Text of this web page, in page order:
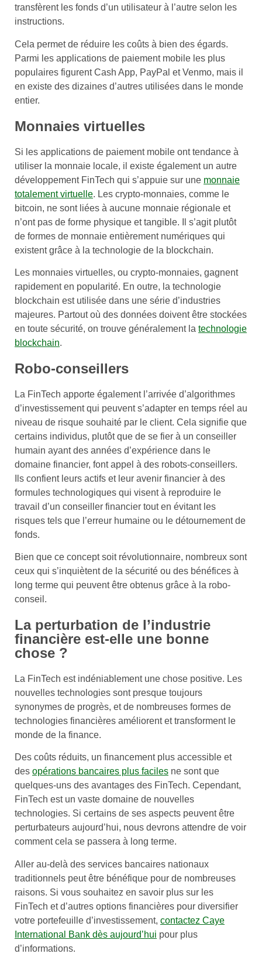
transfèrent les fonds d’un utilisateur à l’autre selon les
instructions.
Cela permet de réduire les coûts à bien des égards.
Parmi les applications de paiement mobile les plus
populaires figurent Cash App, PayPal et Venmo, mais il
en existe des dizaines d’autres utilisées dans le monde
entier.
Monnaies virtuelles
Si les applications de paiement mobile ont tendance à
utiliser la monnaie locale, il existe également un autre
développement FinTech qui s’appuie sur une monnaie
totalement virtuelle. Les crypto-monnaies, comme le
bitcoin, ne sont liées à aucune monnaie régionale et
n’ont pas de forme physique et tangible. Il s’agit plutôt
de formes de monnaie entièrement numériques qui
existent grâce à la technologie de la blockchain.
Les monnaies virtuelles, ou crypto-monnaies, gagnent
rapidement en popularité. En outre, la technologie
blockchain est utilisée dans une série d’industries
majeures. Partout où des données doivent être stockées
en toute sécurité, on trouve généralement la technologie
blockchain.
Robo-conseillers
La FinTech apporte également l’arrivée d’algorithmes
d’investissement qui peuvent s’adapter en temps réel au
niveau de risque souhaité par le client. Cela signifie que
certains individus, plutôt que de se fier à un conseiller
humain ayant des années d’expérience dans le
domaine financier, font appel à des robots-conseillers.
Ils confient leurs actifs et leur avenir financier à des
formules technologiques qui visent à reproduire le
travail d’un conseiller financier tout en évitant les
risques tels que l’erreur humaine ou le détournement de
fonds.
Bien que ce concept soit révolutionnaire, nombreux sont
ceux qui s’inquiètent de la sécurité ou des bénéfices à
long terme qui peuvent être obtenus grâce à la robo-
conseil.
La perturbation de l’industrie
financière est-elle une bonne
chose ?
La FinTech est indéniablement une chose positive. Les
nouvelles technologies sont presque toujours
synonymes de progrès, et de nombreuses formes de
technologies financières améliorent et transforment le
monde de la finance.
Des coûts réduits, un financement plus accessible et
des opérations bancaires plus faciles ne sont que
quelques-uns des avantages des FinTech. Cependant,
FinTech est un vaste domaine de nouvelles
technologies. Si certains de ses aspects peuvent être
perturbateurs aujourd’hui, nous devrons attendre de voir
comment cela se passera à long terme.
Aller au-delà des services bancaires nationaux
traditionnels peut être bénéfique pour de nombreuses
raisons. Si vous souhaitez en savoir plus sur les
FinTech et d’autres options financières pour diversifier
votre portefeuille d’investissement, contactez Caye
International Bank dès aujourd’hui pour plus
d’informations.